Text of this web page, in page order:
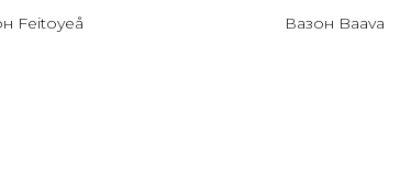
Feitoyeå Вазон Baava